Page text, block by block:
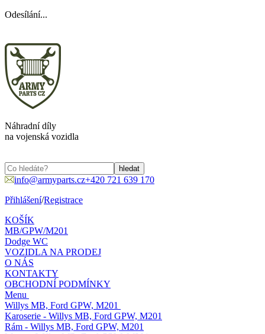
Odesílání...
Náhradní díly
na vojenská vozidla
info@armyparts.cz+420 721 639 170
Přihlášení/Registrace
KOŠÍK
MB/GPW/M201
Dodge WC
VOZIDLA NA PRODEJ
O NÁS
KONTAKTY
OBCHODNÍ PODMÍNKY
Menu
Willys MB, Ford GPW, M201
Karoserie - Willys MB, Ford GPW, M201
Rám - Willys MB, Ford GPW, M201